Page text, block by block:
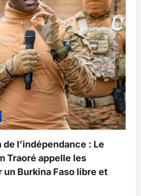
l’indépendance : Le
Traoré appelle les
un Burkina Faso libre et